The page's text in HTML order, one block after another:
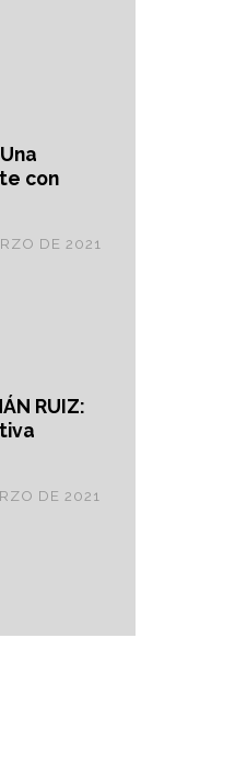
con
DE 2021
RUIZ:
DE 2021